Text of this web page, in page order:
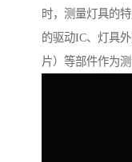
时，测量灯具的
的驱动IC、灯具
片）等部件作为